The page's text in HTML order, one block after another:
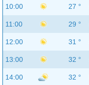
10:00 27 °
11:00 29 °
12:00 31 °
13:00 32 °
14:00 32 °